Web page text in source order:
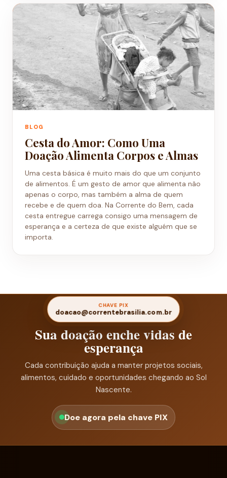
BLOG
Cesta do Amor: Como Uma
Doação Alimenta Corpos e Almas
Uma cesta básica é muito mais do que um conjunto
de alimentos. É um gesto de amor que alimenta não
apenas o corpo, mas também a alma de quem
recebe e de quem doa. Na Corrente do Bem, cada
cesta entregue carrega consigo uma mensagem de
esperança e a certeza de que existe alguém que se
importa.
CHAVE PIX
doacao@correntebrasilia.com.br
Sua doação enche vidas de
esperança
Cada contribuição ajuda a manter projetos sociais,
alimentos, cuidado e oportunidades chegando ao Sol
Nascente.
Doe agora pela chave PIX